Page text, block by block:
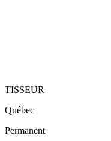
TISSEUR
Québec
Permanent